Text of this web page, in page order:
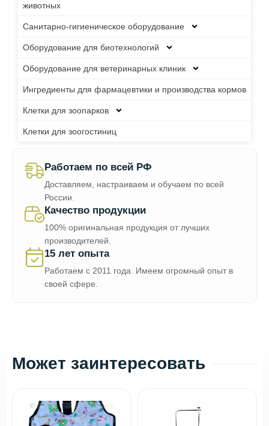
животных
Санитарно-гигиеническое оборудование
Оборудование для биотехнологий
Оборудование для ветеринарных клиник
Ингредиенты для фармацевтики и производства кормов
Клетки для зоопарков
Клетки для зоогостиниц
Работаем по всей РФ
Доставляем, настраиваем и обучаем по всей
России.
Качество продукции
100% оригинальная продукция от лучших
производителей.
15 лет опыта
Работаем с 2011 года. Имеем огромный опыт в
своей сфере.
Может заинтересовать